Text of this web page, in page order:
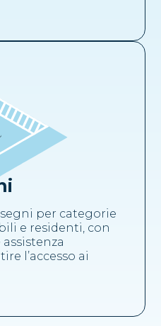
per categorie
e residenti, con
l’accesso ai